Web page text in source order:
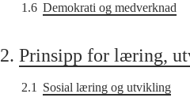
1.6 Demokrati og medverknad
2. Prinsipp for læring,
2.1 Sosial læring og utvikling